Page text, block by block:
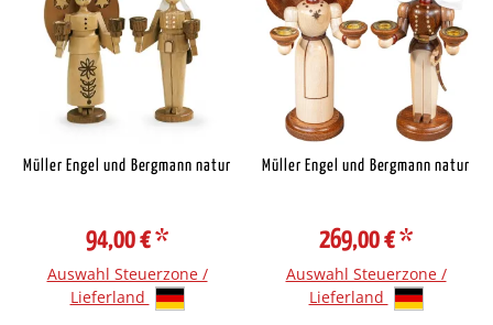
Müller Engel und Bergmann natur
94,00 €*
Auswahl Steuerzone /
Lieferland
Müller Engel und Bergmann natur
269,00 €*
Auswahl Steuerzone /
Lieferland